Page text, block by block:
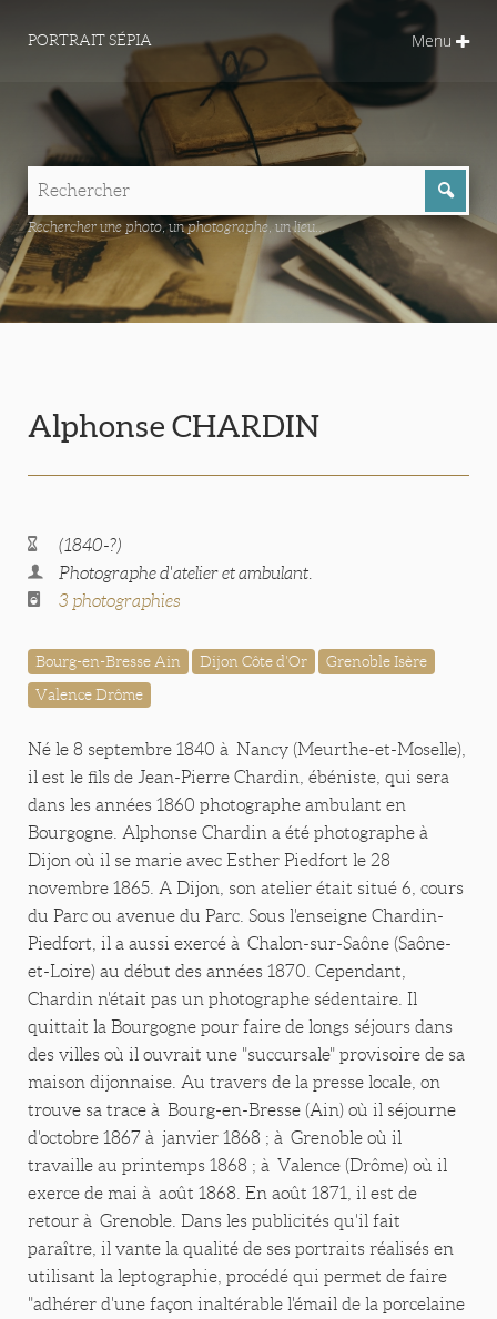
PORTRAIT SÉPIA Menu
Rechercher une photo, un photographe, un lieu...
Alphonse CHARDIN
(1840-?)
Photographe d'atelier et ambulant.
3 photographies
Bourg-en-Bresse Ain Dijon Côte d'Or
Grenoble Isère
Valence Drôme
Né le 8 septembre 1840 à Nancy (Meurthe-et-Moselle),
il est le fils de Jean-Pierre Chardin, ébéniste, qui sera
dans les années 1860 photographe ambulant en
Bourgogne. Alphonse Chardin a été photographe à
Dijon où il se marie avec Esther Piedfort le 28
novembre 1865. A Dijon, son atelier était situé 6, cours
du Parc ou avenue du Parc. Sous l'enseigne Chardin-
Piedfort, il a aussi exercé à Chalon-sur-Saône (Saône-
et-Loire) au début des années 1870. Cependant,
Chardin n'était pas un photographe sédentaire. Il
quittait la Bourgogne pour faire de longs séjours dans
des villes où il ouvrait une "succursale" provisoire de sa
maison dijonnaise. Au travers de la presse locale, on
trouve sa trace à Bourg-en-Bresse (Ain) où il séjourne
d'octobre 1867 à janvier 1868 ; à Grenoble où il
travaille au printemps 1868 ; à Valence (Drôme) où il
exerce de mai à août 1868. En août 1871, il est de
retour à Grenoble. Dans les publicités qu'il fait
paraître, il vante la qualité de ses portraits réalisés en
utilisant la leptographie, procédé qui permet de faire
"adhérer d'une façon inaltérable l'émail de la porcelaine